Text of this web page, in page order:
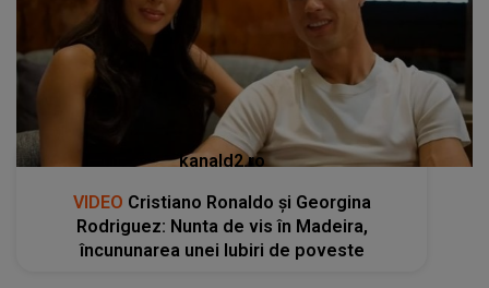
kanald2.ro
VIDEO Cristiano Ronaldo și Georgina
Rodriguez: Nunta de vis în Madeira,
încununarea unei Iubiri de poveste